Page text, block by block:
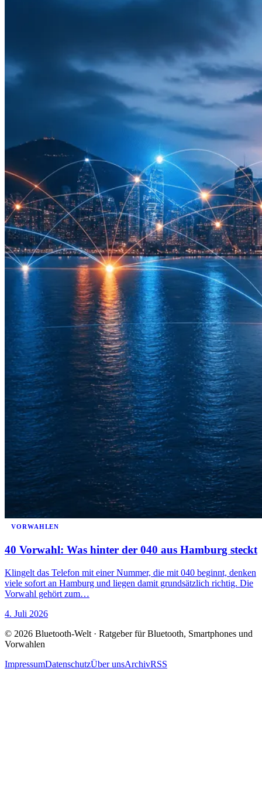
VORWAHLEN
40 Vorwahl: Was hinter der 040 aus Hamburg steckt
Klingelt das Telefon mit einer Nummer, die mit 040 beginnt, denken
viele sofort an Hamburg und liegen damit grundsätzlich richtig. Die
Vorwahl gehört zum…
4. Juli 2026
© 2026 Bluetooth-Welt · Ratgeber für Bluetooth, Smartphones und
Vorwahlen
ImpressumDatenschutzÜber unsArchivRSS